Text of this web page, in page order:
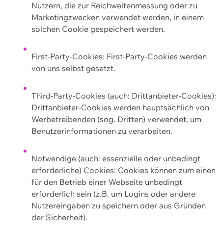
Nutzern, die zur Reichweitenmessung oder zu
Marketingzwecken verwendet werden, in einem
solchen Cookie gespeichert werden.
First-Party-Cookies: First-Party-Cookies werden
von uns selbst gesetzt.
Third-Party-Cookies (auch: Drittanbieter-Cookies):
Drittanbieter-Cookies werden hauptsächlich von
Werbetreibenden (sog. Dritten) verwendet, um
Benutzerinformationen zu verarbeiten.
Notwendige (auch: essenzielle oder unbedingt
erforderliche) Cookies: Cookies können zum einen
für den Betrieb einer Webseite unbedingt
erforderlich sein (z.B. um Logins oder andere
Nutzereingaben zu speichern oder aus Gründen
der Sicherheit).